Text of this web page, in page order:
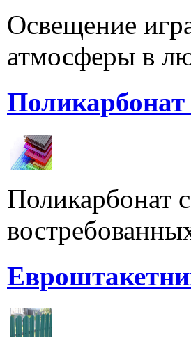
Освещение
атмосферы в
Поликарбонат